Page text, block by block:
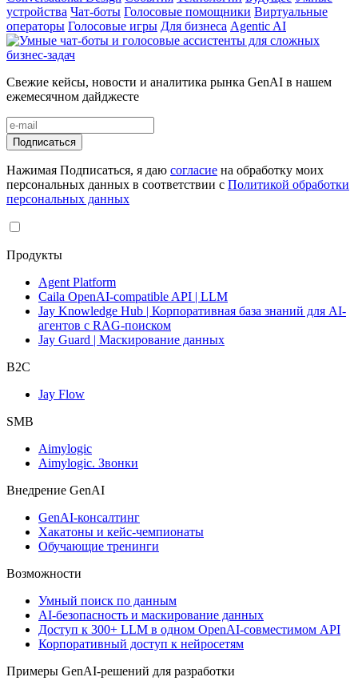
устройства Чат-боты Голосовые помощники Виртуальные
операторы Голосовые игры Для бизнеса Agentic AI
Свежие кейсы, новости и аналитика рынка GenAI в нашем
ежемесячном дайджесте
Подписаться
Нажимая Подписаться, я даю согласие на обработку моих
персональных данных в соответствии с Политикой обработки
персональных данных
Продукты
Agent Platform
Caila OpenAI-compatible API | LLM
Jay Knowledge Hub | Корпоративная база знаний для AI-
агентов с RAG-поиском
Jay Guard | Маскирование данных
B2C
Jay Flow
SMB
Aimylogic
Aimylogic. Звонки
Внедрениe GenAI
GenAI-консалтинг
Хакатоны и кейс-чемпионаты
Обучающие тренинги
Возможности
Умный поиск по данным
AI-безопасность и маскирование данных
Доступ к 300+ LLM в одном OpenAI-совместимом API
Корпоративный доступ к нейросетям
Примеры GenAI-решений для разработки